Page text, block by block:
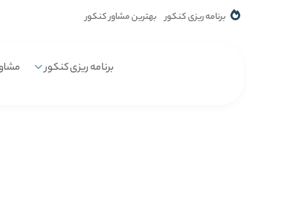
برنامه ریزی کنکور بهترین مشاور کنکور
برنامه ریزی کنکور